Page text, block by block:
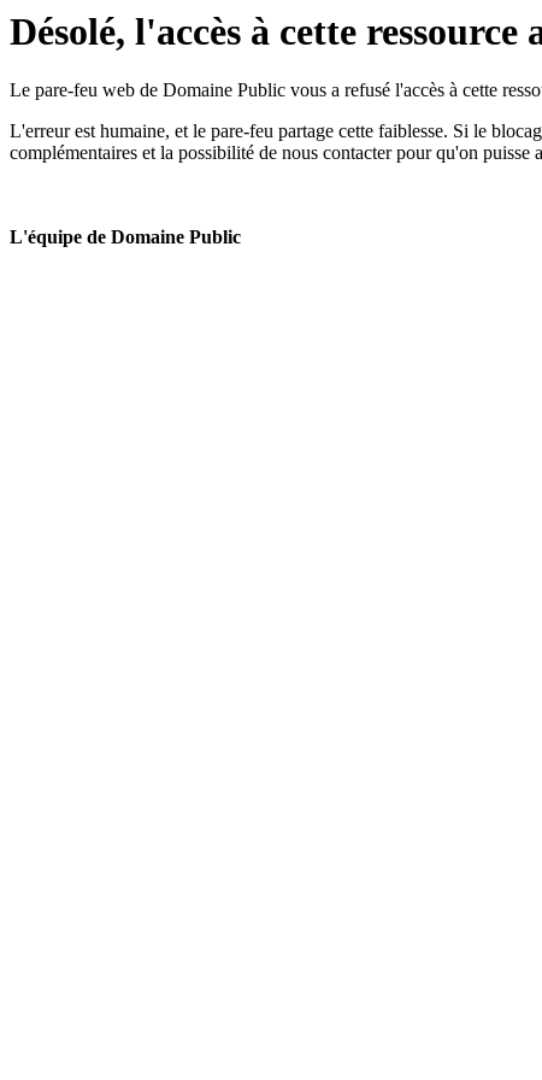
Désolé, l'accès à cette ressource
Le pare-feu web de Domaine Public vous a refusé l'accès à cette
L'erreur est humaine, et le pare-feu partage cette faiblesse. Si le
complémentaires et la possibilité de nous contacter pour qu'on puisse
L'équipe de Domaine Public